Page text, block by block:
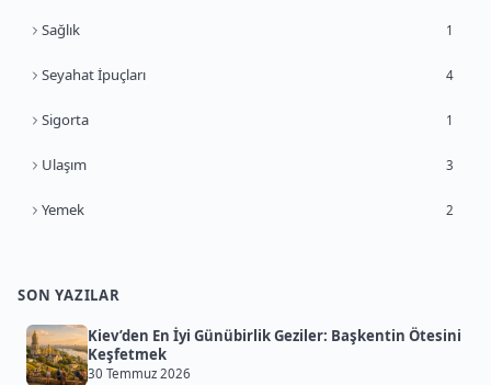
Sağlık 1
Seyahat İpuçları 4
Sigorta 1
Ulaşım 3
Yemek 2
SON YAZILAR
Kiev’den En İyi Günübirlik Geziler: Başkentin Ötesini
Keşfetmek
30 Temmuz 2026